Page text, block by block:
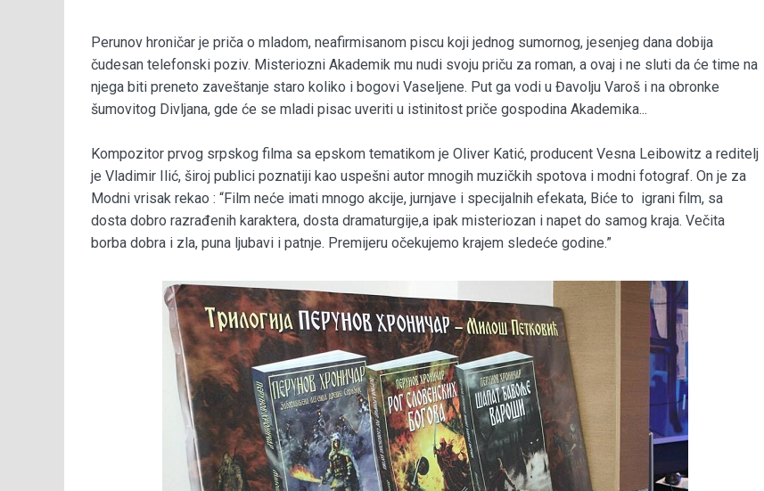
Perunov hroničar je priča o mladom, neafirmisanom piscu koji jednog sumornog, jesenjeg dana dobija
čudesan telefonski poziv. Misteriozni Akademik mu nudi svoju priču za roman, a ovaj i ne sluti da će time na
njega biti preneto zaveštanje staro koliko i bogovi Vaseljene. Put ga vodi u Đavolju Varoš i na obronke
šumovitog Divljana, gde će se mladi pisac uveriti u istinitost priče gospodina Akademika...
Kompozitor prvog srpskog filma sa epskom tematikom je Oliver Katić, producent Vesna Leibowitz a reditelj
je Vladimir Ilić, široj publici poznatiji kao uspešni autor mnogih muzičkih spotova i modni fotograf. On je za
Modni vrisak rekao : “Film neće imati mnogo akcije, jurnjave i specijalnih efekata, Biće to igrani film, sa
dosta dobro razrađenih karaktera, dosta dramaturgije,a ipak misteriozan i napet do samog kraja. Večita
borba dobra i zla, puna ljubavi i patnje. Premijeru očekujemo krajem sledeće godine.”